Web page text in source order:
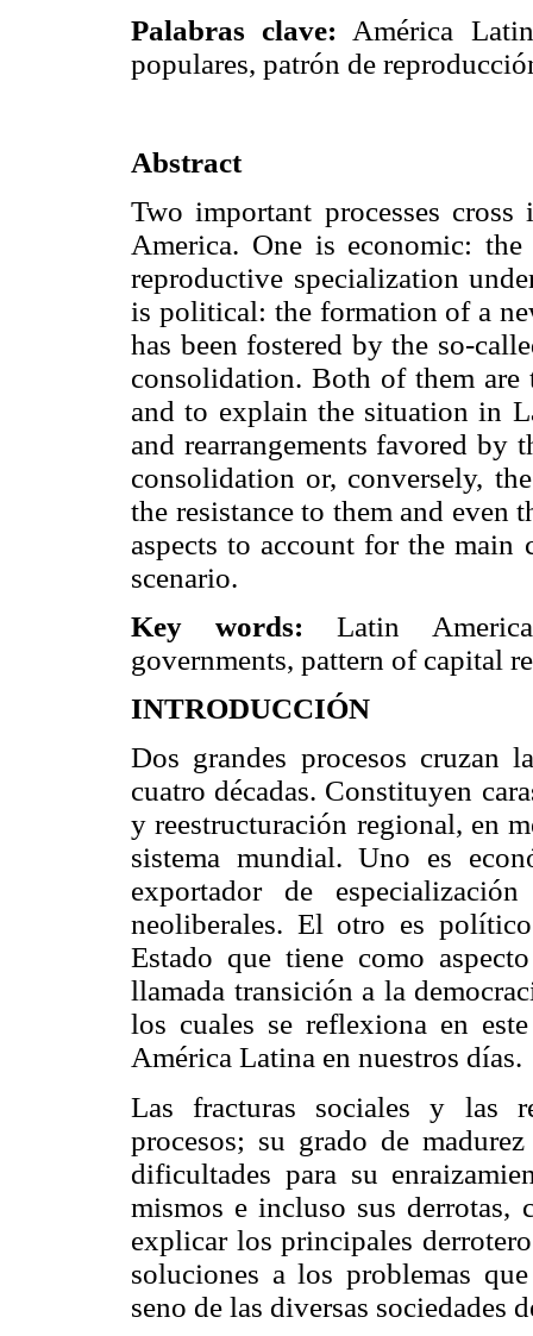
Palabras clave: América
populares, patrón de
Abstract
Two important processes
America. One is economic:
reproductive specialization
is political: the formation of a
has been fostered by the so-
consolidation. Both of them
and to explain the situation in
and rearrangements favored by
consolidation or, conversely,
the resistance to them and even
aspects to account for the main
scenario.
Key words: Latin
governments, pattern of capital
INTRODUCCIÓN
Dos grandes procesos cruzan
cuatro décadas. Constituyen
y reestructuración regional, en
sistema mundial. Uno es
exportador de
neoliberales. El otro es
Estado que tiene como
llamada transición a la
los cuales se reflexiona en
América Latina en nuestros días.
Las fracturas sociales y las
procesos; su grado de
dificultades para su
mismos e incluso sus derrotas,
explicar los principales
soluciones a los problemas
seno de las diversas sociedades